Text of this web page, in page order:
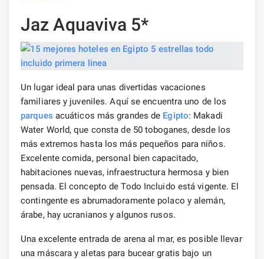
Jaz Aquaviva 5*
Un lugar ideal para unas divertidas vacaciones
familiares y juveniles. Aquí se encuentra uno de los
parques acuáticos más grandes de Egipto: Makadi
Water World, que consta de 50 toboganes, desde los
más extremos hasta los más pequeños para niños.
Excelente comida, personal bien capacitado,
habitaciones nuevas, infraestructura hermosa y bien
pensada. El concepto de Todo Incluido está vigente. El
contingente es abrumadoramente polaco y alemán,
árabe, hay ucranianos y algunos rusos.
Una excelente entrada de arena al mar, es posible llevar
una máscara y aletas para bucear gratis bajo un